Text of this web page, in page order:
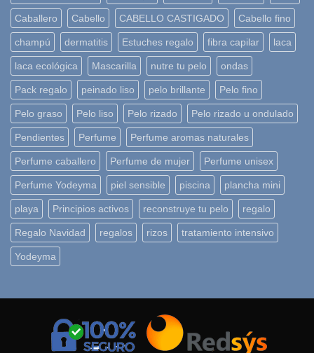
Caballero Cabello CABELLO CASTIGADO Cabello fino
champú dermatitis Estuches regalo fibra capilar laca
laca ecológica Mascarilla nutre tu pelo ondas
Pack regalo peinado liso pelo brillante Pelo fino
Pelo graso Pelo liso Pelo rizado Pelo rizado u ondulado
Pendientes Perfume Perfume aromas naturales
Perfume caballero Perfume de mujer Perfume unisex
Perfume Yodeyma piel sensible piscina plancha mini
playa Principios activos reconstruye tu pelo regalo
Regalo Navidad regalos rizos tratamiento intensivo
Yodeyma